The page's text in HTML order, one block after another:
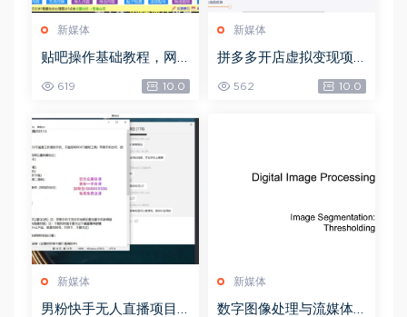
新媒体
贴吧操作基础教程，网
619 10.0
新媒体
拼多多开店虚拟变现项
目，网盘下载(2.70G)
562 10.0
新媒体
男粉快手无人直播项目
新媒体
数字图像处理与流媒体